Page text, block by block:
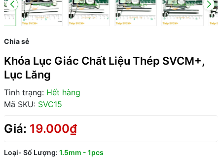
Chia sẻ
Khóa Lục Giác Chất Liệu Thép SVCM+,
Lục Lăng
Tình trạng: Hết hàng
Mã SKU: SVC15
Giá: 19.000₫
Loại- Số Lượng: 1.5mm - 1pcs